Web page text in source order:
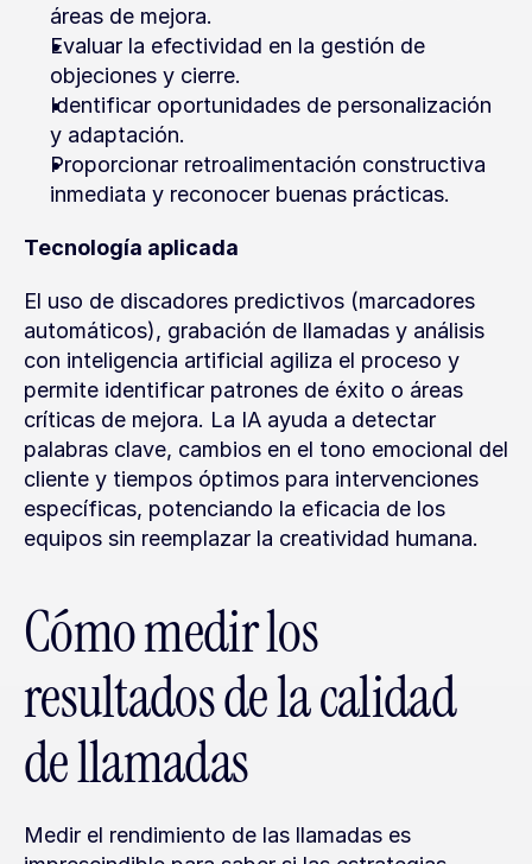
áreas de mejora.
Evaluar la efectividad en la gestión de
objeciones y cierre.
Identificar oportunidades de personalización
y adaptación.
Proporcionar retroalimentación constructiva
inmediata y reconocer buenas prácticas.
Tecnología aplicada
El uso de discadores predictivos (marcadores
automáticos), grabación de llamadas y análisis
con inteligencia artificial agiliza el proceso y
permite identificar patrones de éxito o áreas
críticas de mejora. La IA ayuda a detectar
palabras clave, cambios en el tono emocional del
cliente y tiempos óptimos para intervenciones
específicas, potenciando la eficacia de los
equipos sin reemplazar la creatividad humana.
Cómo medir los
resultados de la calidad
de llamadas
Medir el rendimiento de las llamadas es